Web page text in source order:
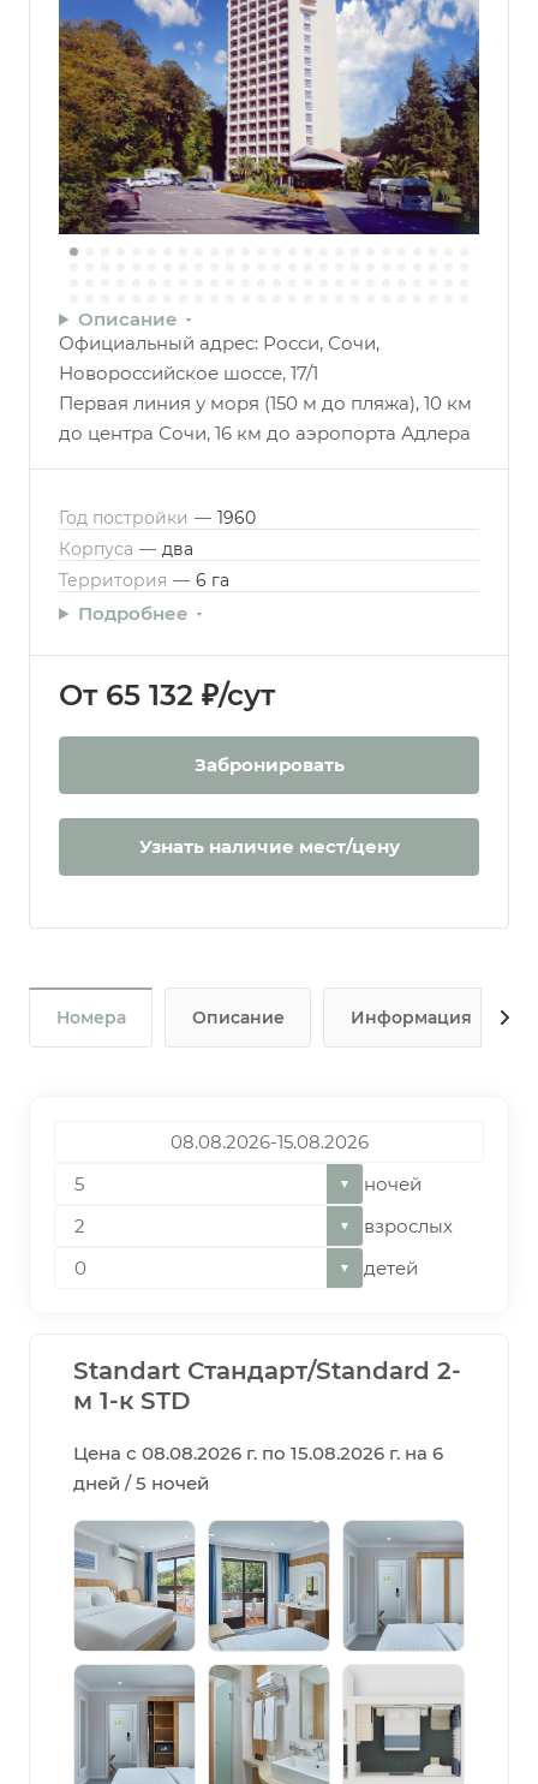
Описание
Официальный адрес: Росси, Сочи,
Новороссийское шоссе, 17/1
Первая линия у моря (150 м до пляжа), 10 км
до центра Сочи, 16 км до аэропорта Адлера
Год постройки — 1960
Корпуса — два
Территория — 6 га
Подробнее
От 65 132 ₽/сут
Забронировать
Узнать наличие мест/цену
Номера Описание Информация
▼ ночей
▼ взрослых
▼ детей
Standart Стандарт/Standard 2-
м 1-к STD
Цена с 08.08.2026 г. по 15.08.2026 г. на 6
дней / 5 ночей